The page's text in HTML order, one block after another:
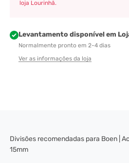
loja Lourinhã.
Levantamento disponível em
Normalmente pronto em 2-4 dias
Ver as informações da loja
Divisões recomendadas para Boen |
15mm